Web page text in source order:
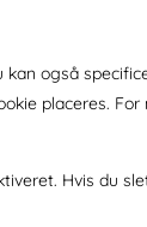
også
placeres.
Hvis du